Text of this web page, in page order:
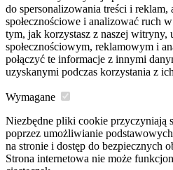
do spersonalizowania treści i
społecznościowe i analizować ruch
tym, jak korzystasz z naszej witryny,
społecznościowym, reklamowym i
połączyć te informacje z innymi
uzyskanymi podczas korzystania z
Wymagane
Niezbędne pliki cookie przyczyniają
poprzez umożliwianie
na stronie i dostęp do bezpiecznych
Strona internetowa nie może